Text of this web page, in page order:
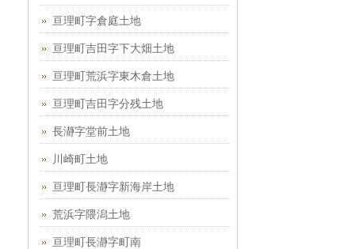
亘理町字倉庭土地
亘理町吉田字下大畑土地
亘理町荒浜字東木倉土地
亘理町吉田字分残土地
長瀞字堂前土地
川崎町土地
亘理町長瀞字新海岸土地
荒浜字隈潟土地
亘理町長瀞字町南